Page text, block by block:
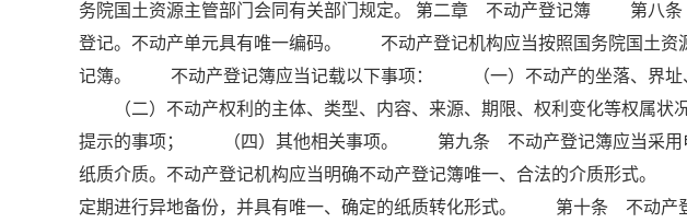
务院国土资源主管部门会同有关部门规定。 第二章 不动产登记簿 第八条
登记。不动产单元具有唯一编码。 不动产登记机构应当按照国务院国土资
记簿。 不动产登记簿应当记载以下事项： （一）不动产的坐落、界址、
（二）不动产权利的主体、类型、内容、来源、期限、权利变化等权属
提示的事项； （四）其他相关事项。 第九条 不动产登记簿应当采用电
纸质介质。不动产登记机构应当明确不动产登记簿唯一、合法的介质形式
定期进行异地备份，并具有唯一、确定的纸质转化形式。 第十条 不动产